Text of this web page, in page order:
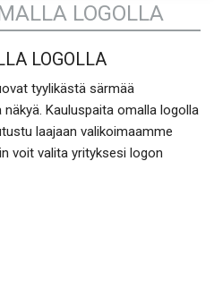
LOGOLLA
LOGOLLA
tyylikästä särmää
Kauluspaita omalla logolla
laajaan valikoimaamme
voit valita yrityksesi logon